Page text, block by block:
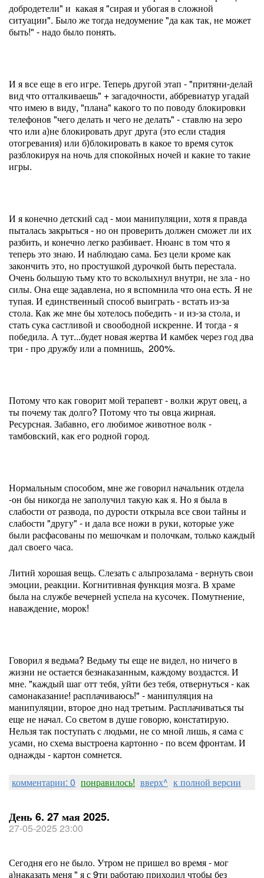
добродетели" и какая я "сирая и убогая в сложной
ситуации". Было же тогда недоумение "да как так, не может
быть!" - надо было понять.
И я все еще в его игре. Теперь другой этап - "притяни-делай
вид что отталкиваешь" + загадочности, аббревиатур угадай
что имею в виду, "плана" какого то по поводу блокировки
телефонов "чего делать и чего не делать" - ставлю на зеро
что или а)не блокировать друг друга (это если стадия
отогревания) или б)блокировать в какое то время суток
разблокируя на ночь для спокойных ночей и какие то такие
игры.
И я конечно детский сад - мои манипуляции, хотя я правда
пыталась закрыться - но он проверить должен сможет ли их
разбить, и конечно легко разбивает. Нюанс в том что я
теперь это знаю. И наблюдаю сама. Без цели кроме как
закончить это, но простушкой дурочкой быть перестала.
Очень большую тьму кто то всколыхнул внутри, не зла - но
силы. Она еще задавлена, но я вспомнила что она есть. Я не
тупая. И единственный способ выиграть - встать из-за
стола. Как же мне бы хотелось победить - и из-за стола, и
стать сука састливой и своободной искренне. И тогда - я
победила. А тут...будет новая жертва И камбек через год два
три - про дружбу или а помнишь, 200%.
Потому что как говорит мой терапевт - волки жрут овец, а
ты почему так долго? Потому что ты овца жирная.
Ресурсная. Забавно, его любимое животное волк -
тамбовский, как его родной город.
Нормальным способом, мне же говорил начальник отдела
-он бы никогда не заполучил такую как я. Но я была в
слабости от развода, по дурости открыла все свои тайны и
слабости "другу" - и дала все ножи в руки, которые уже
были расфасованы по мешочкам и полочкам, только каждый
дал своего часа.
Литий хорошая вещь. Слезать с альпрозалама - вернуть свои
эмоции, реакции. Когнитивная функция мозга. В храме
была на службе вечерней успела на кусочек. Помутнение,
наваждение, морок!
Говорил я ведьма? Ведьму ты еще не видел, но ничего в
жизни не остается безнаказанным, каждому воздастся. И
мне. "каждый шаг отт тебя, уйти без тебя, отвернуться - как
самонаказание! расплачиваюсь!" - манипуляция на
манипуляции, второе дно над третьим. Расплачиваться ты
еще не начал. Со светом в душе говорю, констатирую.
Нельзя так поступать с людьми, не со мной лишь, я сама с
усами, но схема выстроена картонно - по всем фронтам. И
однажды - картон сомнется.
комментарии: 0 понравилось! вверх^ к полной версии
День 6. 27 мая 2025.
27-05-2025 23:00
Сегодня его не было. Утром не пришел во время - мог
а)наказать меня " я с 9ти работаю приходил чтобы без